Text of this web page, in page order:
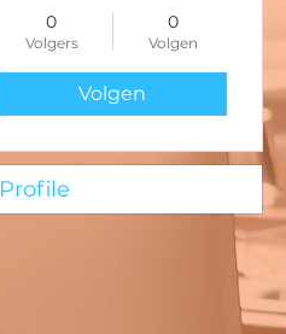
0
Volgers
0
Volgen
Volgen
Profile